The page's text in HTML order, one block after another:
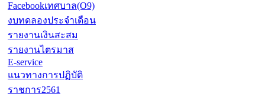
Facebookเทศบาล(O9)
งบทดลองประจำเดือน
รายงานเงินสะสม
รายงานไตรมาส
E-service
แนวทางการปฏิบัติ
ราชการ2561